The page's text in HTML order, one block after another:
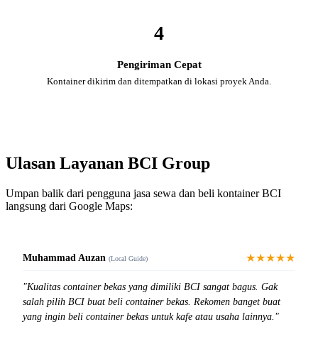
4
Pengiriman Cepat
Kontainer dikirim dan ditempatkan di lokasi proyek Anda.
Ulasan Layanan BCI Group
Umpan balik dari pengguna jasa sewa dan beli kontainer BCI
langsung dari Google Maps:
Muhammad Auzan (Local Guide) ★★★★★
"Kualitas container bekas yang dimiliki BCI sangat bagus. Gak
salah pilih BCI buat beli container bekas. Rekomen banget buat
yang ingin beli container bekas untuk kafe atau usaha lainnya."